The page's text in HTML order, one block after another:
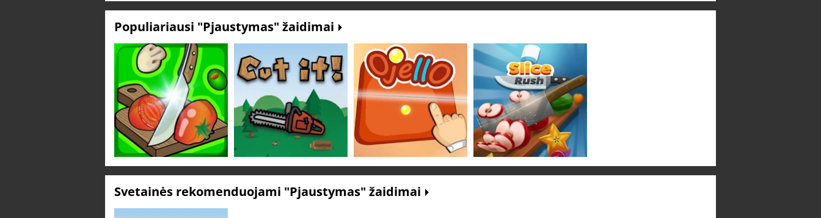
Populiariausi "Pjaustymas" žaidimai
Svetainės rekomenduojami "Pjaustymas" žaidimai